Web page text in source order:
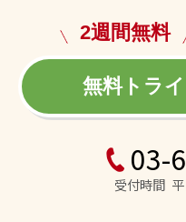
2週間無料
無料トラ
03-
受付時間